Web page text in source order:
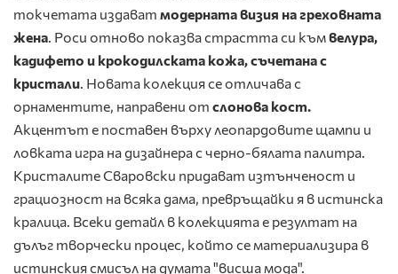
токчетата издават модерната визия на греховната
жена. Роси отново показва страстта си къмвелура,
кадифето и крокодилската кожа, съчетана с
кристали. Новата колекция се отличава с
орнаментите, направени от слонова кост.
Акцентът е поставен върху леопардовите щампи и
ловката игра на дизайнера с черно-бялата палитра.
Кристалите Сваровски придават изтънченост и
грациозност на всяка дама, превръщайки я в истинска
кралица. Всеки детайл в колекцията е резултат на
дълъг творчески процес, който се материализира в
истинския смисъл на думата "висша мода".